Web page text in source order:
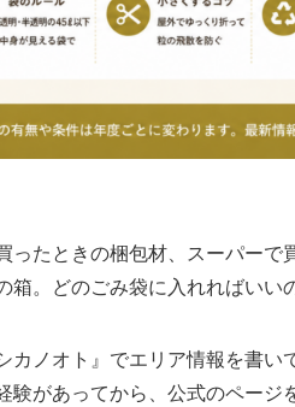
ったときの梱包材、スーパー
箱。どのごみ袋に入れればいい
カノオト』でエリア情報を書
験があってから、公式のページ